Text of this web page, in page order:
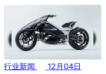
行业新闻 12月04日